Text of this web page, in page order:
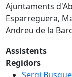
Ajuntaments
Esparreguera,
Andreu de la
Assistents
Regidors